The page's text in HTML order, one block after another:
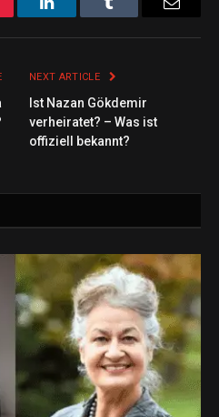
LinkedInTumblr
NEXT ARTICLE
Ist Nazan Gökdemir
verheiratet? – Was ist
offiziell bekannt?